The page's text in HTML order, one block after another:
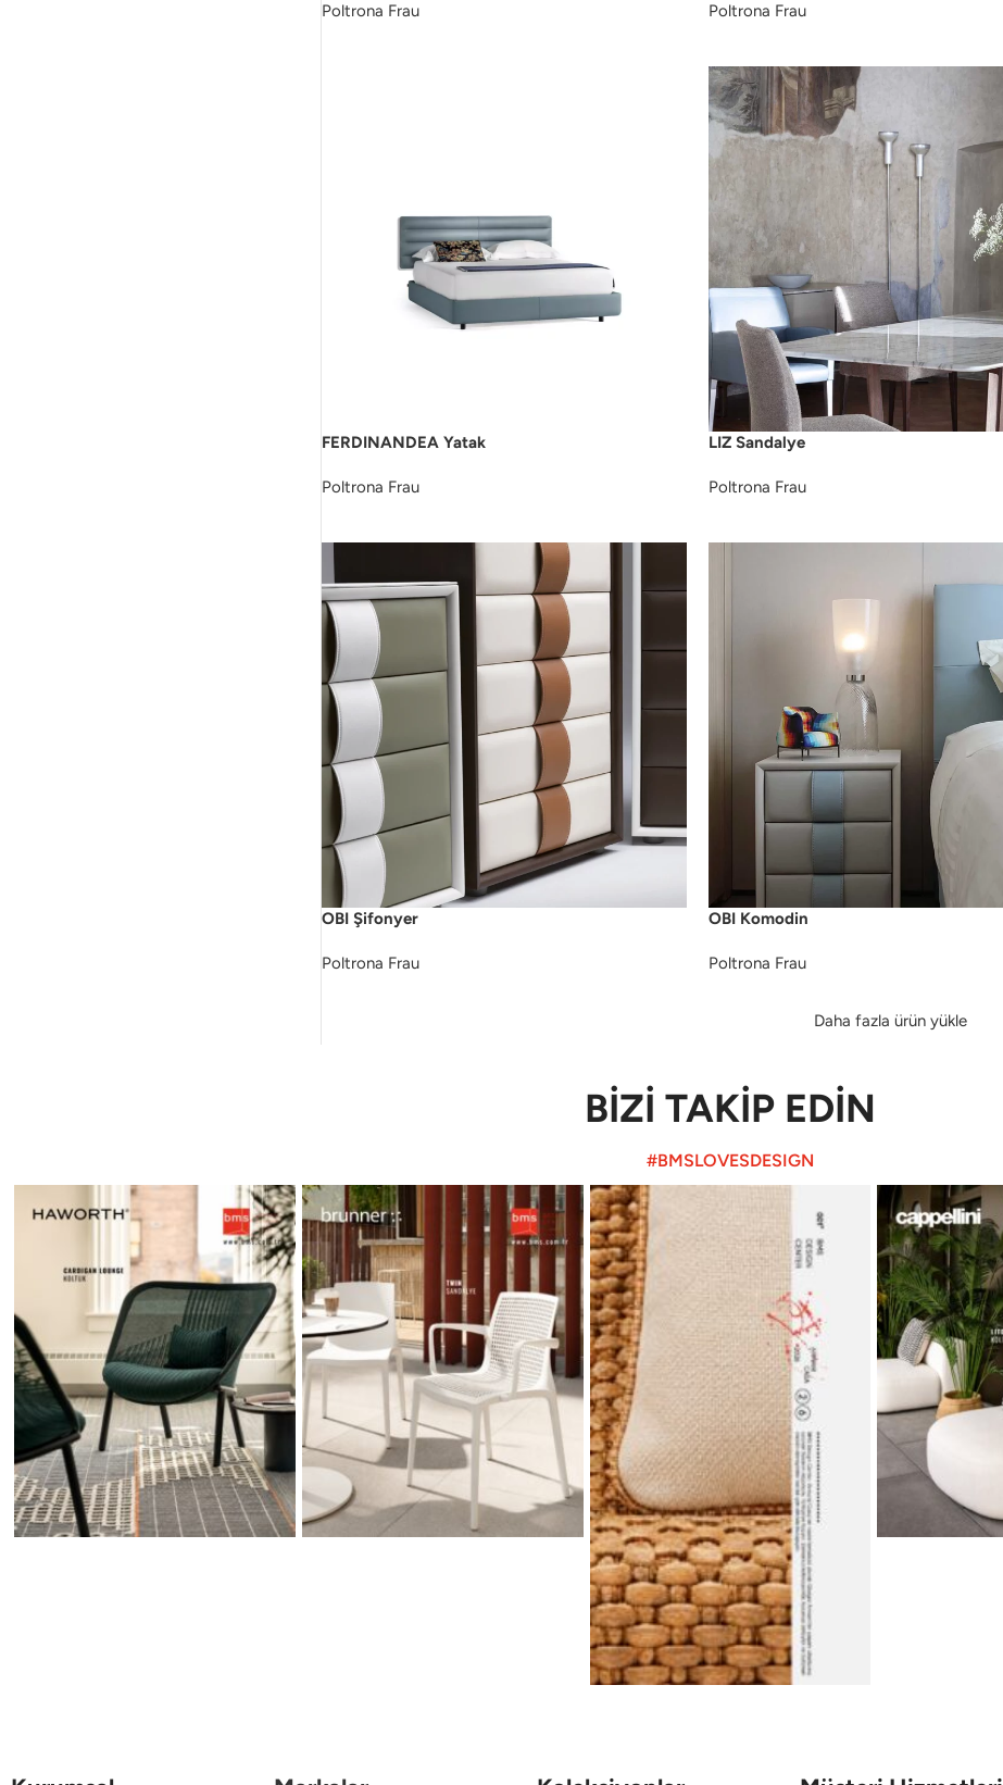
Poltrona Frau Poltrona Frau
FERDINANDEA Yatak
Poltrona Frau
LIZ Sandalye
Poltrona Frau
OBI Şifonyer
Poltrona Frau
OBI Komodin
Poltrona Frau
Daha fazla ürün yükle
BİZİ TAKİP EDİN
#BMSLOVESDESIGN